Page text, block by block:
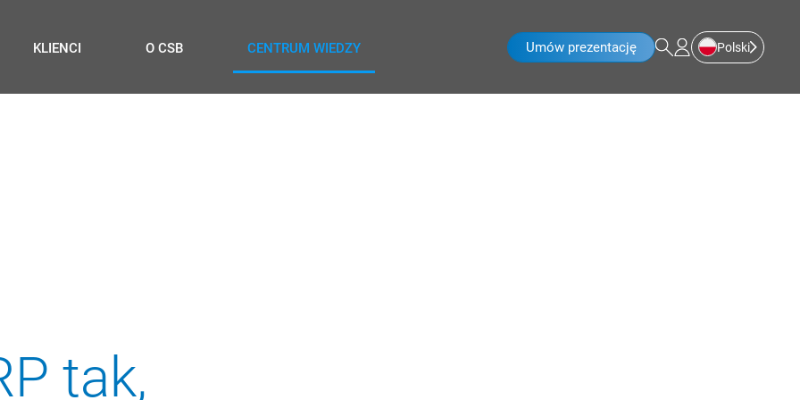
KLIENCI O CSB CENTRUM WIEDZY Umów prezentację Polski
tak,